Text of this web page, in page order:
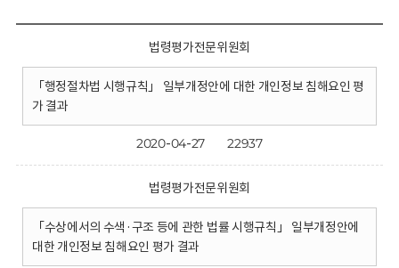
법령평가전문위원회
「행정절차법 시행규칙」 일부개정안에 대한 개인정보 침해요인 평
가 결과
2020-04-27 22937
법령평가전문위원회
「수상에서의 수색·구조 등에 관한 법률 시행규칙」 일부개정안에
대한 개인정보 침해요인 평가 결과